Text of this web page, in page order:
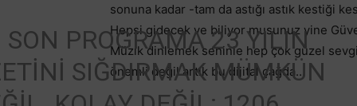
sonuna kadar -tam da astığı astık kestiği
Hepsi gidecek ve biliyor musunuz yine
Müzik dinlemek seninle hep çok güzel
önemli değil artık bu dijital çağda…
SON PROGRAMA 23 YILIN
SIĞDIRMAK MÜMKÜN